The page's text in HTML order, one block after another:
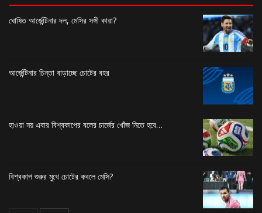
ঘোষিত আর্জেন্টিনার দল, মেসির সঙ্গী কারা?
আর্জেন্টিনার চিন্তা বাড়াচ্ছে চোটের বহর
হাওয়া নয় এবার বিশ্বকাপের বলের চার্জের খোঁজ নিতে হবে…
বিশ্বকাপ শুরুর মুখে চোটের কবলে মেসি?